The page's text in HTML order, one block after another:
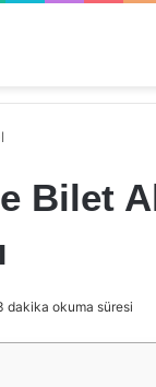
Bilet
dakika okuma süresi